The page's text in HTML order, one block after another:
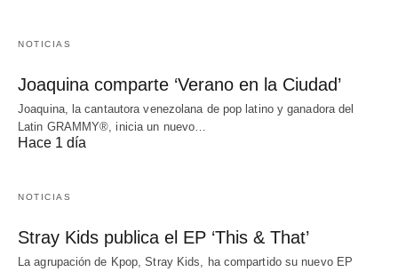
NOTICIAS
Joaquina comparte ‘Verano en la Ciudad’
Joaquina, la cantautora venezolana de pop latino y ganadora del
Latin GRAMMY®, inicia un nuevo…
Hace 1 día
NOTICIAS
Stray Kids publica el EP ‘This & That’
La agrupación de Kpop, Stray Kids, ha compartido su nuevo EP